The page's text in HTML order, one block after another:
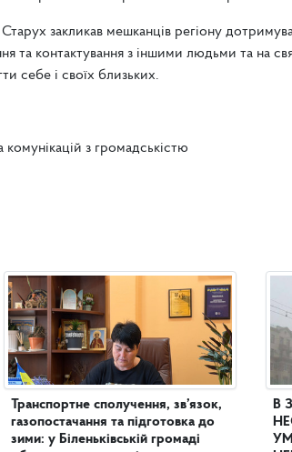
закликав мешканців регіону
та контактування з іншими людьми та на
себе і своїх близьких.
з громадськістю
Транспортне сполучення, зв’язок,
газопостачання та підготовка до
зими: у Біленьківській громаді
В